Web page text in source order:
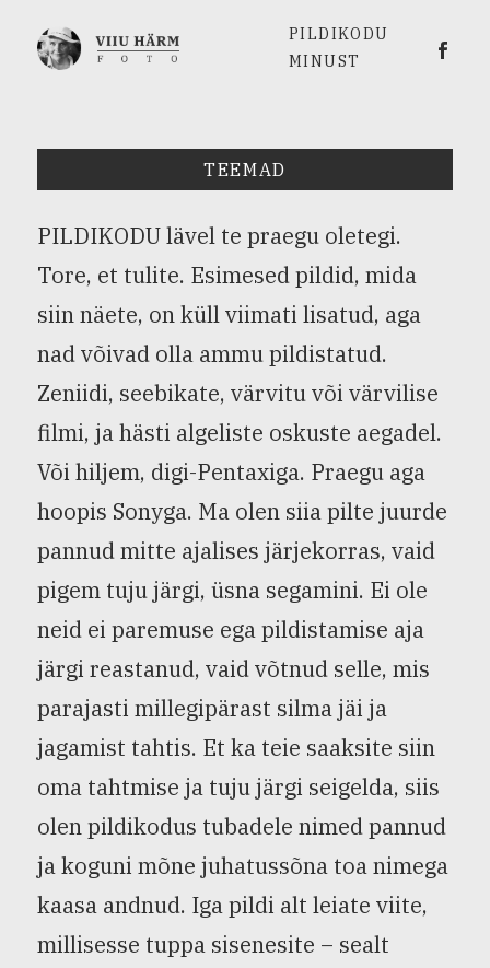
PILDIKODU
MINUST
Viiu
TEEMAD
PILDIKODU lävel te praegu oletegi.
Tore, et tulite. Esimesed pildid, mida
siin näete, on küll viimati lisatud, aga
nad võivad olla ammu pildistatud.
Zeniidi, seebikate, värvitu või värvilise
filmi, ja hästi algeliste oskuste aegadel.
Või hiljem, digi-Pentaxiga. Praegu aga
hoopis Sonyga. Ma olen siia pilte juurde
pannud mitte ajalises järjekorras, vaid
pigem tuju järgi, üsna segamini. Ei ole
neid ei paremuse ega pildistamise aja
järgi reastanud, vaid võtnud selle, mis
parajasti millegipärast silma jäi ja
jagamist tahtis. Et ka teie saaksite siin
oma tahtmise ja tuju järgi seigelda, siis
olen pildikodus tubadele nimed pannud
ja koguni mõne juhatussõna toa nimega
kaasa andnud. Iga pildi alt leiate viite,
millisesse tuppa sisenesite – sealt